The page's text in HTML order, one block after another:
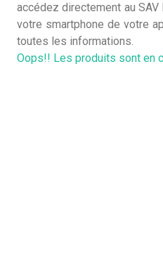
accédez directement au
votre smartphone de votre
toutes les informations.
Oops!! Les produits sont en